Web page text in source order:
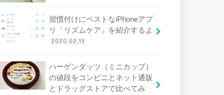
習慣付けにベストなiPhoneアプ
リ「リズムケア」を紹介するよ
2020.02.19
ハーゲンダッツ（ミニカップ）
の値段をコンビニとネット通販
とドラッグストアで比べてみ